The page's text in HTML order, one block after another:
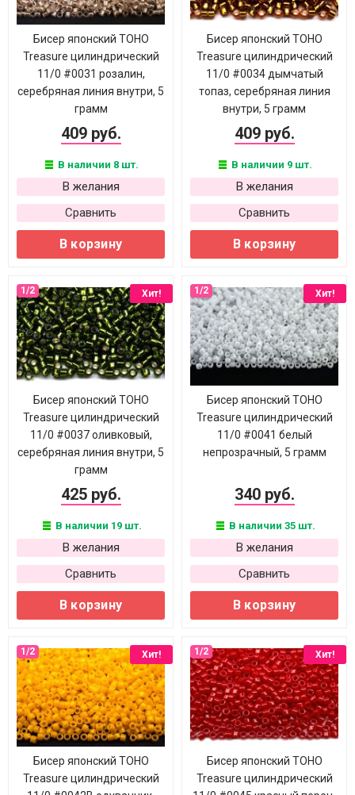
Бисер японский TOHO
Treasure цилиндрический
11/0 #0031 розалин,
серебряная линия внутри, 5
грамм
409 руб.
В наличии 8 шт.
В желания
Сравнить
В корзину
Бисер японский TOHO
Treasure цилиндрический
11/0 #0034 дымчатый
топаз, серебряная линия
внутри, 5 грамм
409 руб.
В наличии 9 шт.
В желания
Сравнить
В корзину
Хит!
Бисер японский TOHO
Treasure цилиндрический
11/0 #0037 оливковый,
серебряная линия внутри, 5
грамм
425 руб.
В наличии 19 шт.
В желания
Сравнить
В корзину
Хит!
Бисер японский TOHO
Treasure цилиндрический
11/0 #0041 белый
непрозрачный, 5 грамм
340 руб.
В наличии 35 шт.
В желания
Сравнить
В корзину
Хит!
Бисер японский TOHO
Treasure цилиндрический
Хит!
Бисер японский TOHO
Treasure цилиндрический